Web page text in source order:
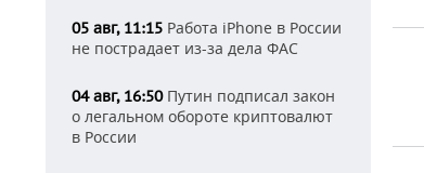
05 авг, 11:15 Работа iPhone в России
не пострадает из-за дела ФАС
04 авг, 16:50Путин подписал закон
о легальном обороте криптовалют
в России